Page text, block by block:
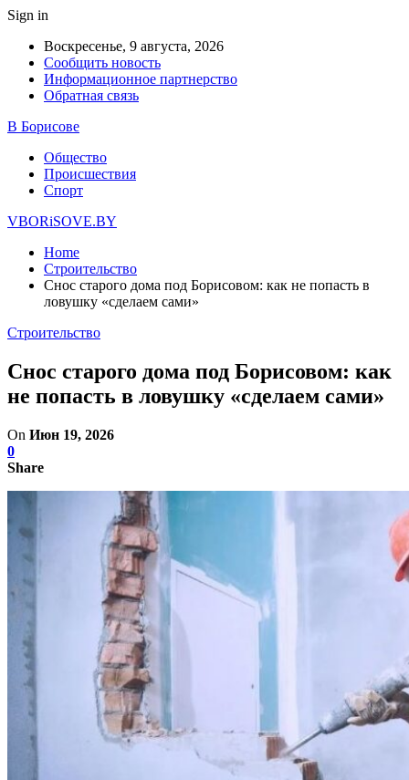
Sign in
Воскресенье, 9 августа, 2026
Сообщить новость
Информационное партнерство
Обратная связь
В Борисове
Общество
Происшествия
Спорт
VBORiSOVE.BY
Home
Строительство
Снос старого дома под Борисовом: как не попасть в
ловушку «сделаем сами»
Строительство
Снос старого дома под Борисовом: как
не попасть в ловушку «сделаем сами»
On Июн 19, 2026
0
Share